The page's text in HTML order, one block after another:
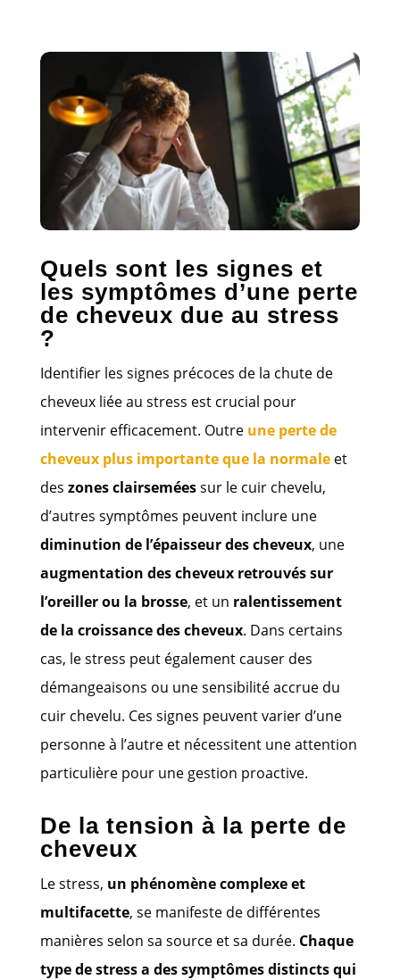
Quels sont les signes et
les symptômes d’une perte
de cheveux due au stress
?
Identifier les signes précoces de la chute de
cheveux liée au stress est crucial pour
intervenir efficacement. Outre une perte de
cheveux plus importante que la normaleet
des zones clairseméessur le cuir chevelu,
d’autres symptômes peuvent inclure une
diminution de l’épaisseur des cheveux, une
augmentation des cheveux retrouvés sur
l’oreiller ou la brosse, et un ralentissement
de la croissance des cheveux. Dans certains
cas, le stress peut également causer des
démangeaisons ou une sensibilité accrue du
cuir chevelu. Ces signes peuvent varier d’une
personne à l’autre et nécessitent une attention
particulière pour une gestion proactive.
De la tension à la perte de
cheveux
Le stress, un phénomène complexe et
multifacette, se manifeste de différentes
manières selon sa source et sa durée. Chaque
type de stress a des symptômes distincts qui